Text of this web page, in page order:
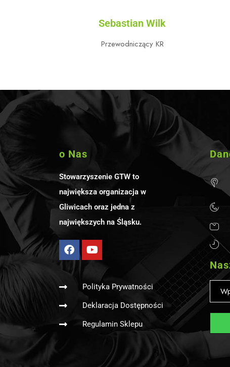
Sebastian Wilk
Przewodniczący KR
o Nas
Stowarzyszenie GTW to
największa organizacja w
Gliwicach oraz jedna z
największych na Śląsku.
Polityka Prywatności
Deklaracja Dostępności
Regulamin Sklepu